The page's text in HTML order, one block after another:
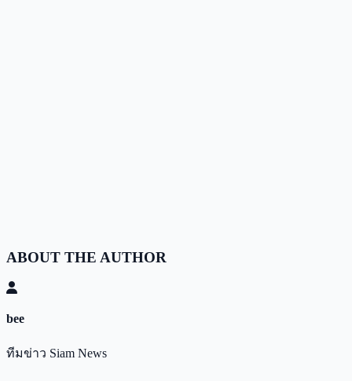
ABOUT THE AUTHOR
bee
ทีมข่าว Siam News